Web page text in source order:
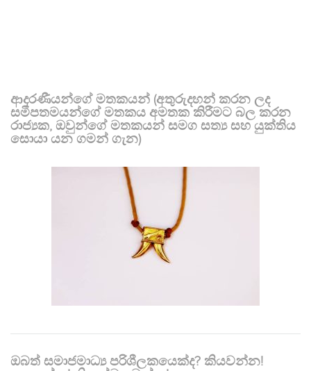
ආදරණීයන්ගේ මතකයන් (අතුරුදහන් කරන ලද
සමීපතමයන්ගේ මතකය අමතක කිරීමට බල කරන
රාජ්‍යක, ඔවුන්ගේ මතකයන් සමග සත්‍ය සහ යුක්තිය
සොයා යන ගමන් ගැන)
ඔබත් සමාජමාධ්‍ය පරිශීලකයෙක්ද? කියවන්න!